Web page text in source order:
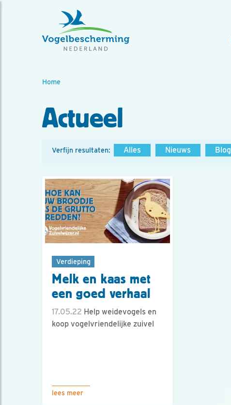
Home
Actueel
Verfijn resultaten: Alles Nieuws Blog
Verdieping
Melk en kaas met
een goed verhaal
17.05.22 Help weidevogels en
koop vogelvriendelijke zuivel
lees meer